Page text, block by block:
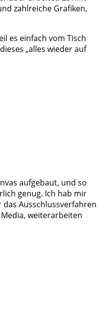
zahlreiche Grafiken,
es einfach vom Tisch
„alles wieder auf
aufgebaut, und so
genug. Ich hab mir
Ausschlussverfahren
weiterarbeiten